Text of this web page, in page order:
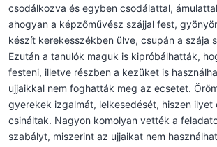
csodálkozva és egyben csodálattal,
ahogyan a képzőművész szájjal fest,
készít kerekesszékben ülve, csupán a szája
Ezután a tanulók maguk is kipróbálhatták,
festeni, illetve részben a kezüket is
ujjaikkal nem foghatták meg az ecsetet.
gyerekek izgalmát, lelkesedését, hiszen ilyet
csináltak. Nagyon komolyan vették a
szabályt, miszerint az ujjaikat nem